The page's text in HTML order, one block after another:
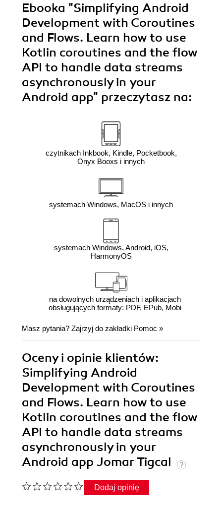
Ebooka "Simplifying Android
Development with Coroutines
and Flows. Learn how to use
Kotlin coroutines and the flow
API to handle data streams
asynchronously in your
Android app" przeczytasz na:
czytnikach Inkbook, Kindle, Pocketbook,
Onyx Booxs i innych
systemach Windows, MacOS i innych
systemach Windows, Android, iOS,
HarmonyOS
na dowolnych urządzeniach i aplikacjach
obsługujących formaty: PDF, EPub, Mobi
Masz pytania? Zajrzyj do zakładki Pomoc »
Oceny i opinie klientów:
Simplifying Android
Development with Coroutines
and Flows. Learn how to use
Kotlin coroutines and the flow
API to handle data streams
asynchronously in your
Android app Jomar Tigcal
Dodaj opinię